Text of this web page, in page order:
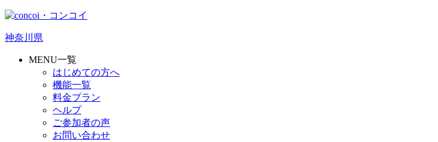
神奈川県
MENU一覧
はじめての方へ
機能一覧
料金プラン
ヘルプ
ご参加者の声
お問い合わせ